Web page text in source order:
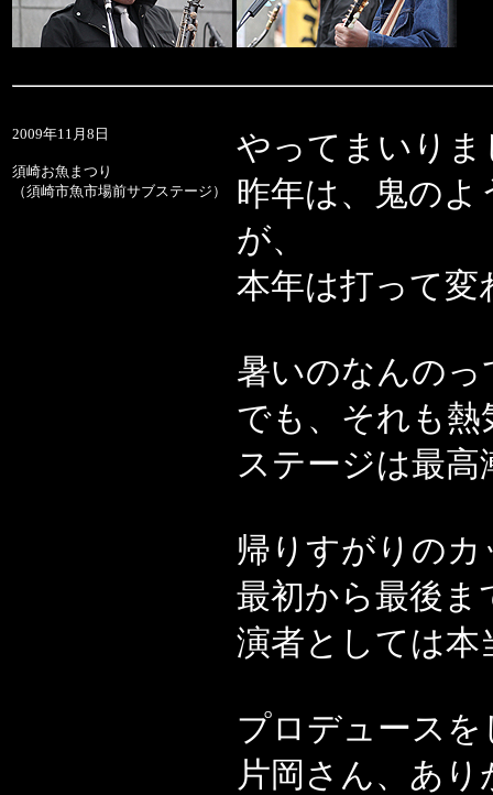
2009年11月8日
須崎お魚まつり
（須崎市魚市場前サブステージ）
やってまいり
昨年は、鬼の
が、
本年は打って
暑いのなんの
でも、それも熱
ステージは最
帰りすがりの
最初から最後ま
演者としては本
プロデュース
片岡さん、あ